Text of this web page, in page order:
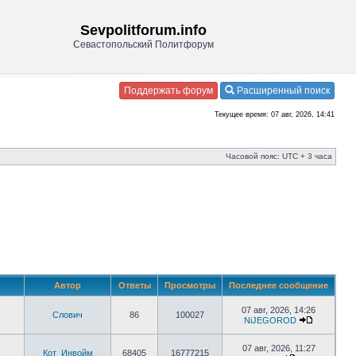
Sevpolitforum.info
Севастопольский Политфорум
Поддержать форум Расширенный поиск
Текущее время: 07 авг, 2026, 14:41
Часовой пояс: UTC + 3 часа
Автор Ответы Просмотры Последнее сообщение
Слович 86 100027
07 авг, 2026, 14:26
NiJEGOROD
Кот_Инвойм 68405 16777215
07 авг, 2026, 11:27